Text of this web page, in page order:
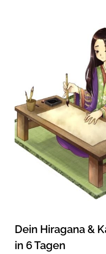
Dein Hiragana &
in 6 Tagen